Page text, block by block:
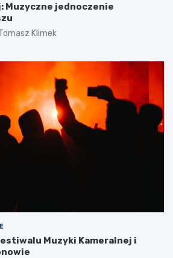
Muzyczne jednoczenie
Klimek
Muzyki Kameralnej i